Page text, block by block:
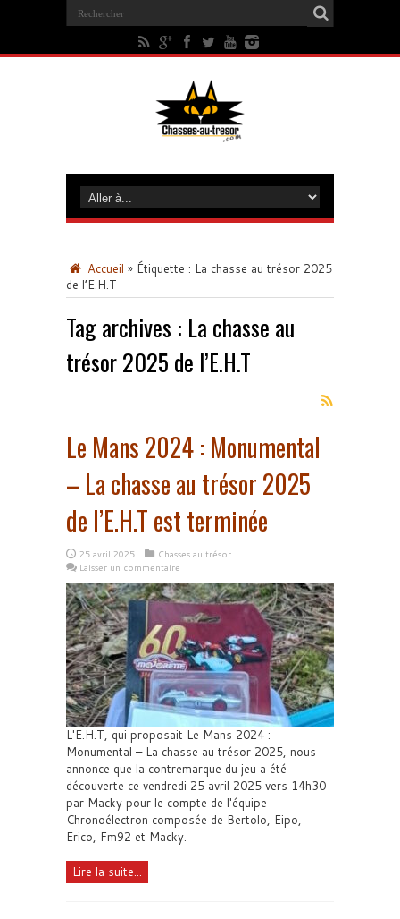
Accueil » Étiquette : La chasse au trésor 2025
de l’E.H.T
Tag archives : La chasse au
trésor 2025 de l’E.H.T
Le Mans 2024 : Monumental
– La chasse au trésor 2025
de l’E.H.T est terminée
25 avril 2025
Chasses au trésor
Laisser un commentaire
L'E.H.T, qui proposait Le Mans 2024 :
Monumental – La chasse au trésor 2025, nous
annonce que la contremarque du jeu a été
découverte ce vendredi 25 avril 2025 vers 14h30
par Macky pour le compte de l'équipe
Chronoélectron composée de Bertolo, Eipo,
Erico, Fm92 et Macky.
Lire la suite...